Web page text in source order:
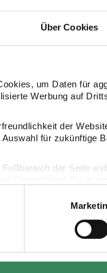
Über Cookies
um Daten für
Werbung auf
der
für zukünftige
der Seite